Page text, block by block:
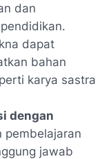
dan
dapat
bahan
karya sastra
dengan
pembelajaran
jawab